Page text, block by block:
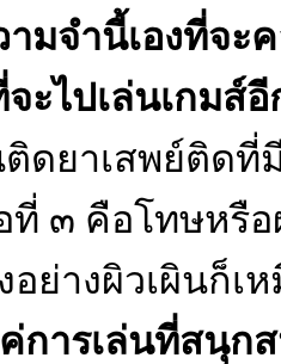
มจำนี้เองที่จะ
ะไปเล่นเกมส์อี
ดยาเสพย์ติดที่
๓ คือโทษหรือ
อย่างผิวเผินก็
การเล่นที่สนุก